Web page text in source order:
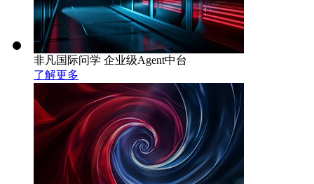
非凡国际问学 企业级Agent中台
了解更多